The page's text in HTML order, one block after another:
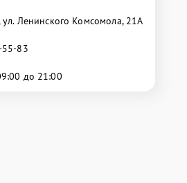
ул. Ленинского Комсомола, 21А
55-83
до 21:00